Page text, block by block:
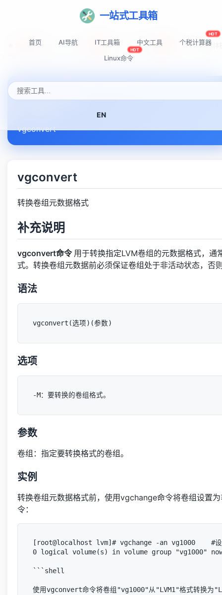
一站式工具箱
首页 AI导航 IT工具箱 中文工具 个税计算器
HOT
Linux命令
HOT
EN
🔥 热门推荐: Top-AI-Tools NEW AI提示词秘籍 NEW AI IDE智能体
vgconvert
vgconvert
vgconvert
转换卷组元数据格式
补充说明
vgconvert命令 用于转换指定LVM卷组的元数据格式，通
式。转换卷组元数据前必须保证卷组处于非活动状态，否
语法
选项
参数
卷组：指定要转换格式的卷组。
实例
转换卷组元数据格式前，使用vgchange命令将卷组设置
令：
[root@localhost lvm]# vgchange -an vg1000    #设置
0 logical volume(s) in volume group "vg1000"
```shell
使用vgconvert命令将卷组"vg1000"从"LVM1"格式转换为